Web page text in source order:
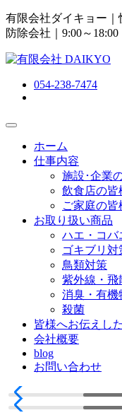
有限会社ダイキョー
防除会社 ｜9:00～18:00
054-238-7474
ホーム
仕事内容
施設･企業
飲食店の皆
ご家庭の皆
お取り扱い商品
ハエ・コバ
ゴキブリ対
鳥類対策
紫外線・飛
消臭・有機
殺菌
皆様へお伝えし
会社概要
blog
お問い合わせ